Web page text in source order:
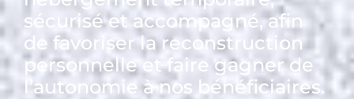
sécurisé et accompagné, afin
de favoriser la reconstruction
personnelle et faire gagner de
l’autonomie à nos bénéficiaires.